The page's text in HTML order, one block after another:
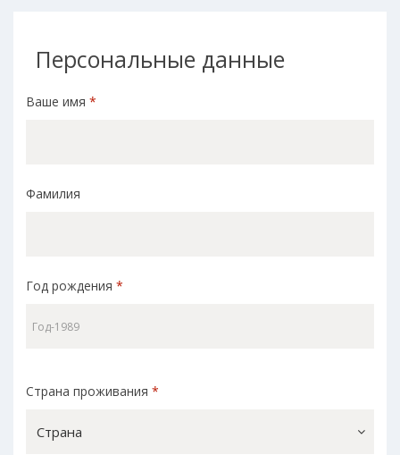
Персональные данные
Ваше имя *
Фамилия
Год рождения *
Страна проживания *
Страна